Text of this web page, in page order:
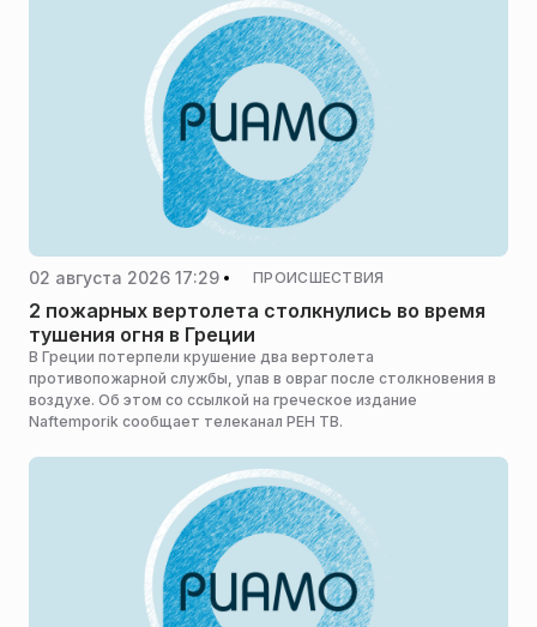
02 августа 2026 17:29 ПРОИСШЕСТВИЯ
2 пожарных вертолета столкнулись во время
тушения огня в Греции
В Греции потерпели крушение два вертолета
противопожарной службы, упав в овраг после столкновения в
воздухе. Об этом со ссылкой на греческое издание
Naftemporik сообщает телеканал РЕН ТВ.